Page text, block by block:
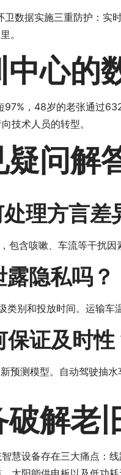
数据实施三重防护：实
。
心的
97%，48岁的老张通过
技术人员的转型。
问解
理方言差
含咳嗽、车流等干扰因
隐私吗？
别和投放时间。运输车
证及时性
预测模型。自动驾驶抽
解老
慧设备存在三大痛点：